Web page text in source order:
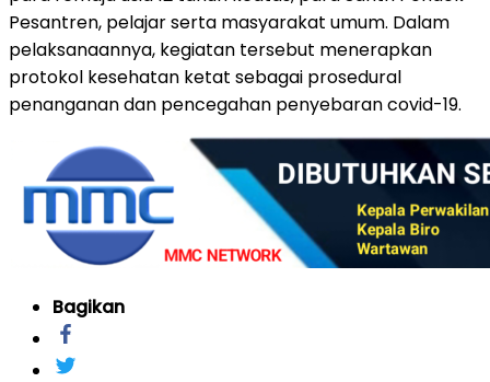
Pesantren, pelajar serta masyarakat umum. Dalam
pelaksanaannya, kegiatan tersebut menerapkan
protokol kesehatan ketat sebagai prosedural
penanganan dan pencegahan penyebaran covid-19.
Bagikan